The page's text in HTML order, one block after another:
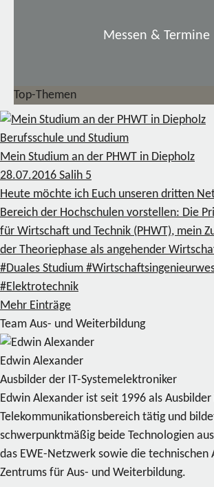
Messen & Termine
Top-Themen
Berufsschule und Studium
Mein Studium an der PHWT in Diepholz
28.07.2016 Salih 5
Heute möchte ich Euch unseren dritten
Bereich der Hochschulen vorstellen: Die
für Wirtschaft und Technik (PHWT), mein
der Theoriephase als angehender
#Duales Studium
#Elektrotechnik
Mehr Einträge
Team Aus- und Weiterbildung
Edwin Alexander
Ausbilder der IT-Systemelektroniker
Edwin Alexander ist seit 1996 als
Telekommunikationsbereich tätig und
schwerpunktmäßig beide Technologien
das EWE-Netzwerk sowie die technischen
Zentrums für Aus- und Weiterbildung.